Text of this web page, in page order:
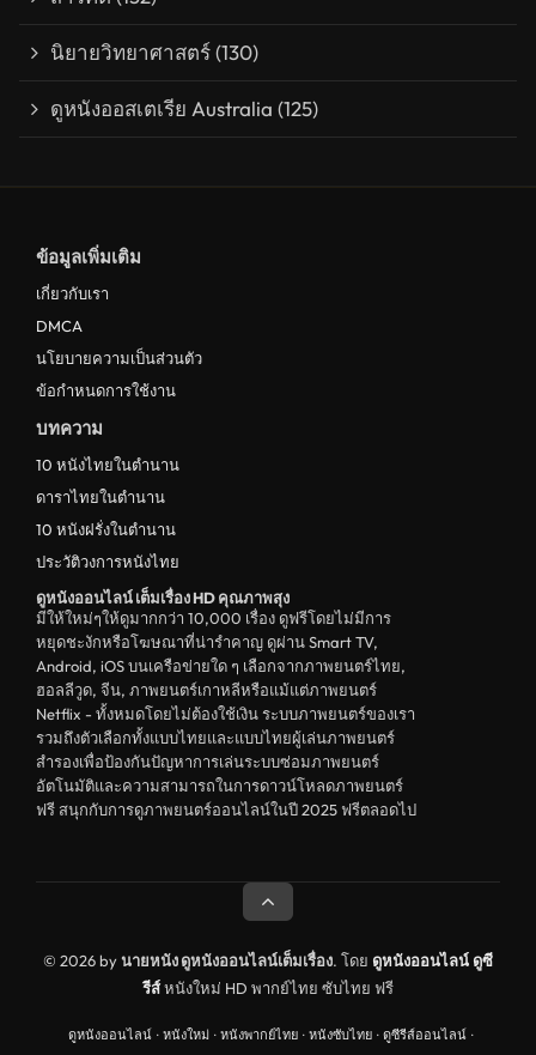
นิยายวิทยาศาสตร์(130)
ดูหนังออสเตเรีย Australia (125)
ข้อมูลเพิ่มเติม
เกี่ยวกับเรา
DMCA
นโยบายความเป็นส่วนตัว
ข้อกำหนดการใช้งาน
บทความ
10 หนังไทยในตำนาน
ดาราไทยในตำนาน
10 หนังฝรั่งในตำนาน
ประวัติวงการหนังไทย
ดูหนังออนไลน์ เต็มเรื่อง HD คุณภาพสุง
มีให้ใหม่ๆให้ดูมากกว่า 10,000 เรื่อง ดูฟรีโดยไม่มีการ
หยุดชะงักหรือโฆษณาที่น่ารำคาญ ดูผ่าน Smart TV,
Android, iOS บนเครือข่ายใด ๆ เลือกจากภาพยนตร์ไทย,
ฮอลลีวูด, จีน, ภาพยนตร์เกาหลีหรือแม้แต่ภาพยนตร์
Netflix - ทั้งหมดโดยไม่ต้องใช้เงิน ระบบภาพยนตร์ของเรา
รวมถึงตัวเลือกทั้งแบบไทยและแบบไทยผู้เล่นภาพยนตร์
สำรองเพื่อป้องกันปัญหาการเล่นระบบซ่อมภาพยนตร์
อัตโนมัติและความสามารถในการดาวน์โหลดภาพยนตร์
ฟรี สนุกกับการดูภาพยนตร์ออนไลน์ในปี 2025 ฟรีตลอดไป
© 2026 byนายหนัง ดูหนังออนไลน์เต็มเรื่อง. โดย ดูหนังออนไลน์ ดูซี
รีส์หนังใหม่ HD พากย์ไทย ซับไทย ฟรี
ดูหนังออนไลน์ · หนังใหม่ · หนังพากย์ไทย · หนังซับไทย · ดูซีรีส์ออนไลน์ ·